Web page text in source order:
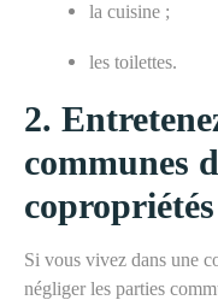
la cuisine ;
les toilettes.
2.
communes
copropriétés
Si vous vivez dans une
négliger les parties